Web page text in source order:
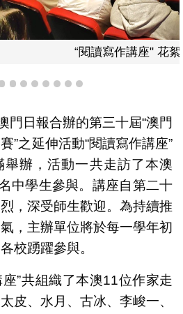
寫作講座" 花絮
4 5 6 7 8 9 1011
門日報合辦的第三十屆“澳門
”之延伸活動“閱讀寫作講座”
辦，活動一共走訪了本澳
中學生參與。講座自第二十
，深受師生歡迎。為持續推
，主辦單位將於每一學年初
校踴躍參與。
”共組織了本澳11位作家走
皮、水月、古冰、李峻一、